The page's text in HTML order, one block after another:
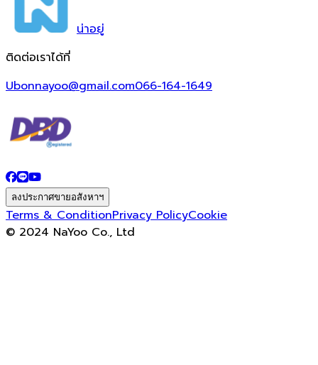
น่าอยู่
ติดต่อเราได้ที่
Ubonnayoo@gmail.com066-164-1649
ลงประกาศขายอสังหาฯ
Terms & ConditionPrivacy PolicyCookie
© 2024 NaYoo Co., Ltd